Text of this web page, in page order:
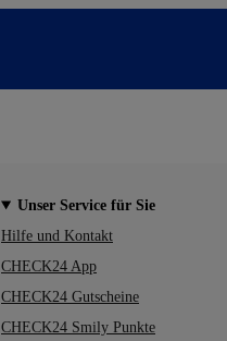
Unser Service für Sie
Hilfe und Kontakt
CHECK24 App
CHECK24 Gutscheine
CHECK24 Smily Punkte